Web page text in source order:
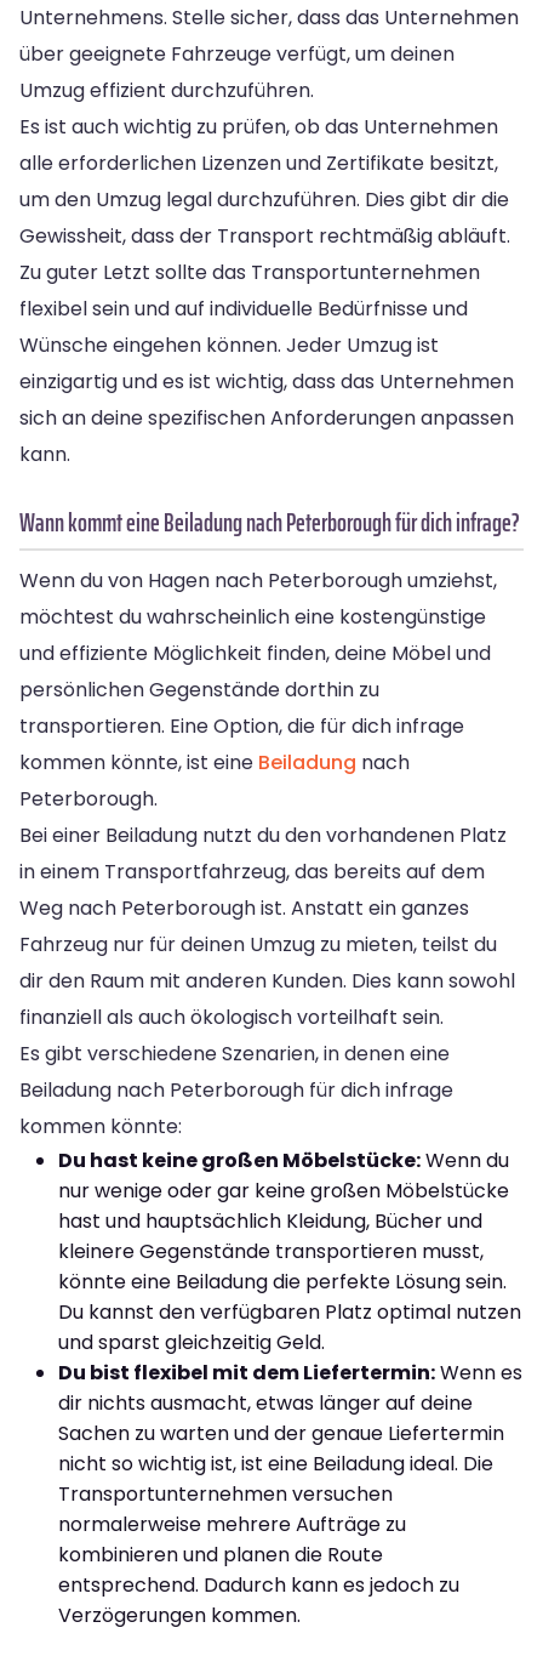
Unternehmens. Stelle sicher, dass das Unternehmen
über geeignete Fahrzeuge verfügt, um deinen
Umzug effizient durchzuführen.
Es ist auch wichtig zu prüfen, ob das Unternehmen
alle erforderlichen Lizenzen und Zertifikate besitzt,
um den Umzug legal durchzuführen. Dies gibt dir die
Gewissheit, dass der Transport rechtmäßig abläuft.
Zu guter Letzt sollte das Transportunternehmen
flexibel sein und auf individuelle Bedürfnisse und
Wünsche eingehen können. Jeder Umzug ist
einzigartig und es ist wichtig, dass das Unternehmen
sich an deine spezifischen Anforderungen anpassen
kann.
Wann kommt eine Beiladung nach Peterborough für dich infrage?
Wenn du von Hagen nach Peterborough umziehst,
möchtest du wahrscheinlich eine kostengünstige
und effiziente Möglichkeit finden, deine Möbel und
persönlichen Gegenstände dorthin zu
transportieren. Eine Option, die für dich infrage
kommen könnte, ist eine Beiladung nach
Peterborough.
Bei einer Beiladung nutzt du den vorhandenen Platz
in einem Transportfahrzeug, das bereits auf dem
Weg nach Peterborough ist. Anstatt ein ganzes
Fahrzeug nur für deinen Umzug zu mieten, teilst du
dir den Raum mit anderen Kunden. Dies kann sowohl
finanziell als auch ökologisch vorteilhaft sein.
Es gibt verschiedene Szenarien, in denen eine
Beiladung nach Peterborough für dich infrage
kommen könnte:
Du hast keine großen Möbelstücke:Wenn du
nur wenige oder gar keine großen Möbelstücke
hast und hauptsächlich Kleidung, Bücher und
kleinere Gegenstände transportieren musst,
könnte eine Beiladung die perfekte Lösung sein.
Du kannst den verfügbaren Platz optimal nutzen
und sparst gleichzeitig Geld.
Du bist flexibel mit dem Liefertermin:Wenn es
dir nichts ausmacht, etwas länger auf deine
Sachen zu warten und der genaue Liefertermin
nicht so wichtig ist, ist eine Beiladung ideal. Die
Transportunternehmen versuchen
normalerweise mehrere Aufträge zu
kombinieren und planen die Route
entsprechend. Dadurch kann es jedoch zu
Verzögerungen kommen.